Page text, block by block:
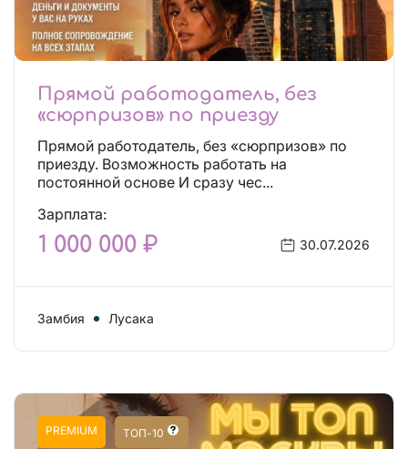
Прямой работодатель, без
«сюрпризов» по приезду
Прямой работодатель, без «сюрпризов» по
приезду. Возможность работать на
постоянной основе И сразу чес...
Зарплата:
1 000 000 ₽ 30.07.2026
Замбия Лусака
PREMIUM ТОП-10